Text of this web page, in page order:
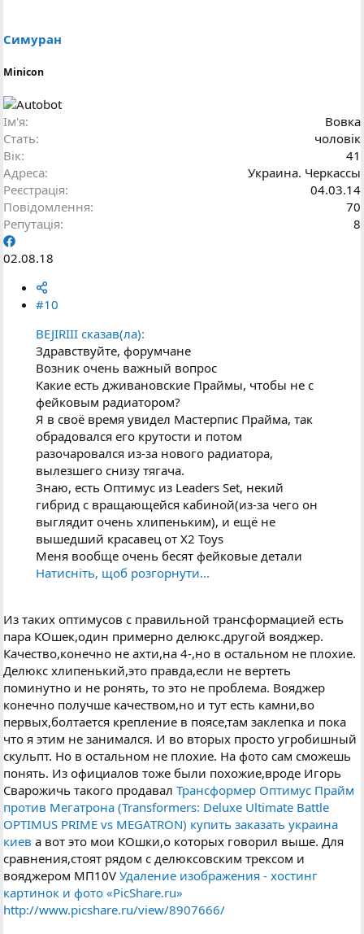
Симуран
Minicon
Ім'я
Вовка
Стать
чоловік
Вік
41
Адреса
Украина. Черкассы
Реєстрація
04.03.14
Повідомлення
70
Репутація
8
02.08.18
#10
BEJIRIII сказав(ла):
Здравствуйте, форумчане
Возник очень важный вопрос
Какие есть дживановские Праймы, чтобы не с
фейковым радиатором?
Я в своё время увидел Мастерпис Прайма, так
обрадовался его крутости и потом
разочаровался из-за нового радиатора,
вылезшего снизу тягача.
Знаю, есть Оптимус из Leaders Set, некий
гибрид с вращающейся кабиной(из-за чего он
выглядит очень хлипеньким), и ещё не
вышедший красавец от X2 Toys
Меня вообще очень бесят фейковые детали
Натисніть, щоб розгорнути...
Из таких оптимусов с правильной трансформацией есть
пара КОшек,один примерно делюкс.другой вояджер.
Качество,конечно не ахти,на 4-,но в остальном не плохие.
Делюкс хлипенький,это правда,если не вертеть
поминутно и не ронять, то это не проблема. Вояджер
конечно получше качеством,но и тут есть камни,во
первых,болтается крепление в поясе,там заклепка и пока
что я этим не занимался. И во вторых просто угробишный
скульпт. Но в остальном не плохие. На фото сам сможешь
понять. Из официалов тоже были похожие,вроде Игорь
Сварожичь такого продавалТрансформер Оптимус Прайм
против Мегатрона (Transformers: Deluxe Ultimate Battle
OPTIMUS PRIME vs MEGATRON) купить заказать украина
киев а вот это мои КОшки,о которых говорил выше. Для
сравнения,стоят рядом с делюксовским трексом и
вояджером МП10VУдаление изображения - хостинг
картинок и фото «PicShare.ru»
http://www.picshare.ru/view/8907666/